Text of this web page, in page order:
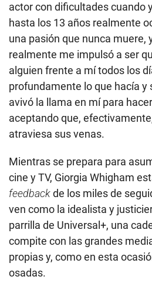
actor con dificultades cuando
hasta los 13 años realmente
una pasión que nunca muere,
realmente me impulsó a ser
alguien frente a mí todos los
profundamente lo que hacía y
avivó la llama en mí para
aceptando que,
atraviesa sus venas.
Mientras se prepara para
cine y TV, Giorgia Whigham
feedbackde los miles de
ven como la idealista y
parrilla de Universal+, una
compite con las grandes
propias y, como en esta
osadas.